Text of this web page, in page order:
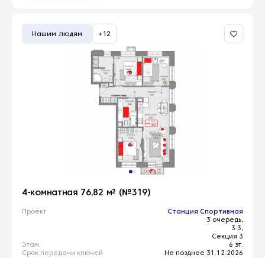
Нашим людям +12
4-комнатная 76,82 м² (№319)
Проект
Станция Спортивная
3 очередь,
3.3,
Секция 3
Этаж
6 эт.
Срок передачи ключей
Не позднее 31.12.2026